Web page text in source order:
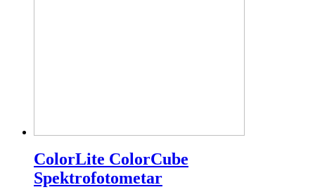
ColorLite ColorCube
Spektrofotometar